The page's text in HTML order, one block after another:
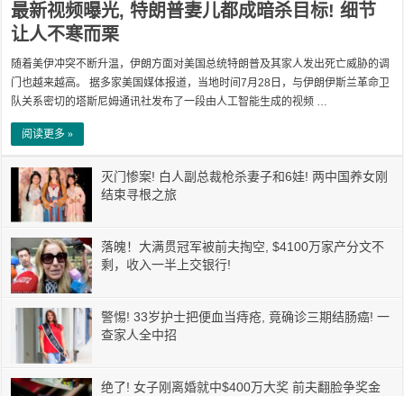
最新视频曝光, 特朗普妻儿都成暗杀目标! 细节
让人不寒而栗
随着美伊冲突不断升温，伊朗方面对美国总统特朗普及其家人发出死亡威胁的调
门也越来越高。 据多家美国媒体报道，当地时间7月28日，与伊朗伊斯兰革命卫
队关系密切的塔斯尼姆通讯社发布了一段由人工智能生成的视频 …
阅读更多 »
灭门惨案! 白人副总裁枪杀妻子和6娃! 两中国养女刚
结束寻根之旅
落魄！大满贯冠军被前夫掏空, $4100万家产分文不
剩，收入一半上交银行!
警惕! 33岁护士把便血当痔疮, 竟确诊三期结肠癌! 一
查家人全中招
绝了! 女子刚离婚就中$400万大奖 前夫翻脸争奖金